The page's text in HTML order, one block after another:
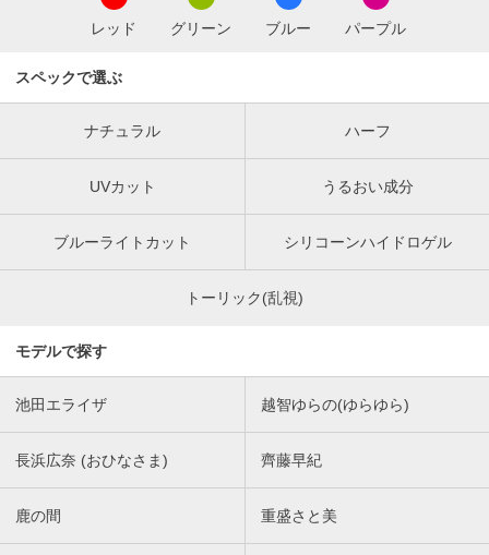
レッド グリーン ブルー パープル
スペックで選ぶ
ナチュラル ハーフ
UVカット うるおい成分
ブルーライトカット シリコーンハイドロゲル
トーリック(乱視)
モデルで探す
池田エライザ 越智ゆらの(ゆらゆら)
長浜広奈 (おひなさま) 齊藤早紀
鹿の間 重盛さと美